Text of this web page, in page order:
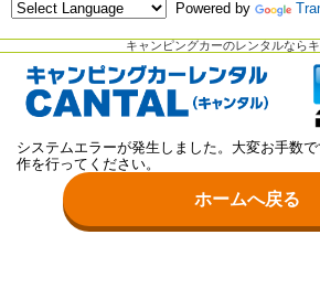
キャンピングカーのレンタルなら
Powered by
システムエラーが発生しました。大変お手数
作を行ってください。
ホームへ戻る